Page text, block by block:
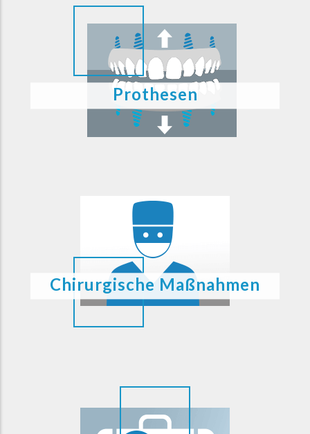
Prothesen
Chirurgische Maßnahmen